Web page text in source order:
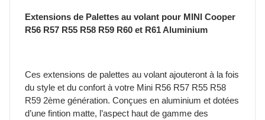
Extensions de Palettes au volant pour MINI Cooper
R56 R57 R55 R58 R59 R60 et R61 Aluminium
Ces extensions de palettes au volant ajouteront à la fois
du style et du confort à votre Mini R56 R57 R55 R58
R59 2ème génération. Conçues en aluminium et dotées
d’une fintion matte, l’aspect haut de gamme des